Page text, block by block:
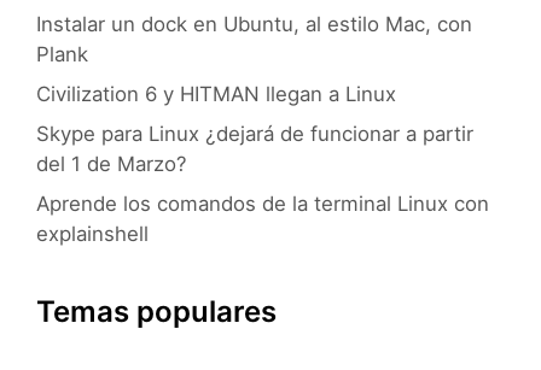
Instalar un dock en Ubuntu, al estilo Mac, con
Plank
Civilization 6 y HITMAN llegan a Linux
Skype para Linux ¿dejará de funcionar a partir
del 1 de Marzo?
Aprende los comandos de la terminal Linux con
explainshell
Temas populares